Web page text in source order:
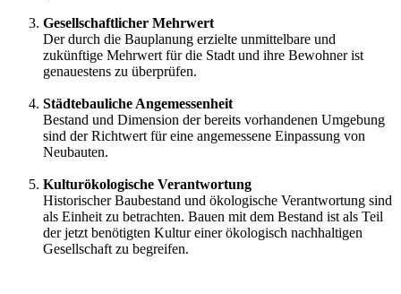
Gesellschaftlicher Mehrwert
Der durch die Bauplanung erzielte unmittelbare und
zukünftige Mehrwert für die Stadt und ihre Bewohner ist
genauestens zu überprüfen.
Städtebauliche Angemessenheit
Bestand und Dimension der bereits vorhandenen Umgebung
sind der Richtwert für eine angemessene Einpassung von
Neubauten.
Kulturökologische Verantwortung
Historischer Baubestand und ökologische Verantwortung sind
als Einheit zu betrachten. Bauen mit dem Bestand ist als Teil
der jetzt benötigten Kultur einer ökologisch nachhaltigen
Gesellschaft zu begreifen.